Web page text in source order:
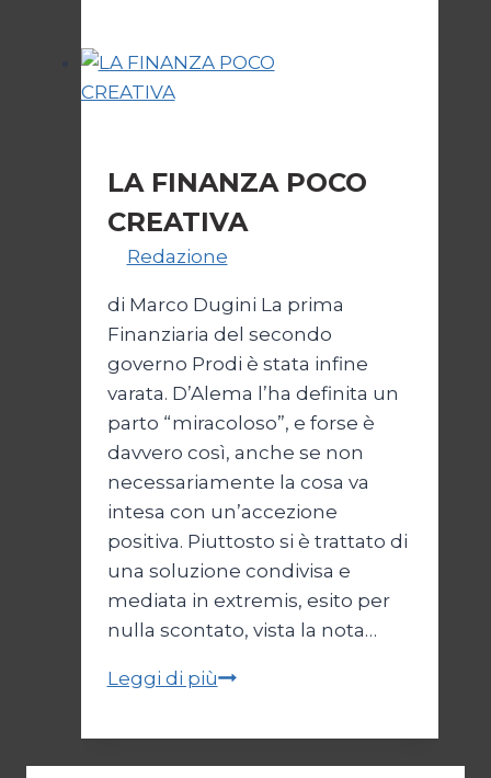
Ita
LA FINANZA POCO
CREATIVA
Redazione
di Marco Dugini La prima
Finanziaria del secondo
governo Prodi è stata infine
varata. D’Alema l’ha definita un
parto “miracoloso”, e forse è
davvero così, anche se non
necessariamente la cosa va
intesa con un’accezione
positiva. Piuttosto si è trattato di
una soluzione condivisa e
mediata in extremis, esito per
nulla scontato, vista la nota…
Leggi di piùLA
POCO
CREATIVA